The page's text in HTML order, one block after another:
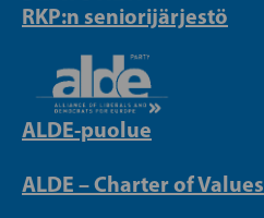
RKP:n seniorijärjestö
ALDE-puolue
ALDE – Charter of Values